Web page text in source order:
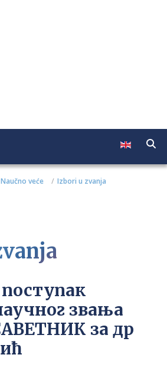
Naučno veće Izbori u zvanja
звања
за др